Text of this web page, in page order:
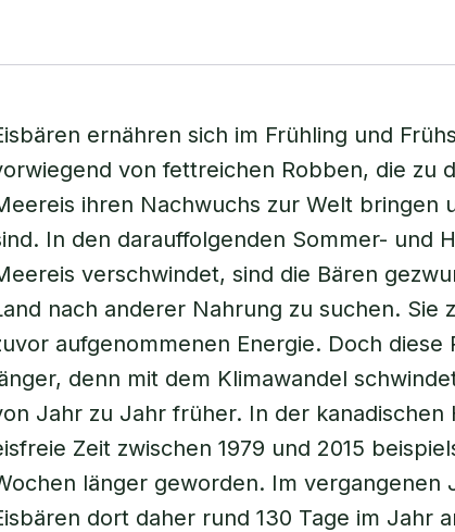
ernähren sich im Frühling und
von fettreichen Robben, die zu
ihren Nachwuchs zur Welt bringen
In den darauffolgenden Sommer- und
verschwindet, sind die Bären
nach anderer Nahrung zu suchen. Sie
aufgenommenen Energie. Doch diese
denn mit dem Klimawandel
Jahr zu Jahr früher. In der kanadischen
Zeit zwischen 1979 und 2015
länger geworden. Im vergangenen
dort daher rund 130 Tage im Jahr